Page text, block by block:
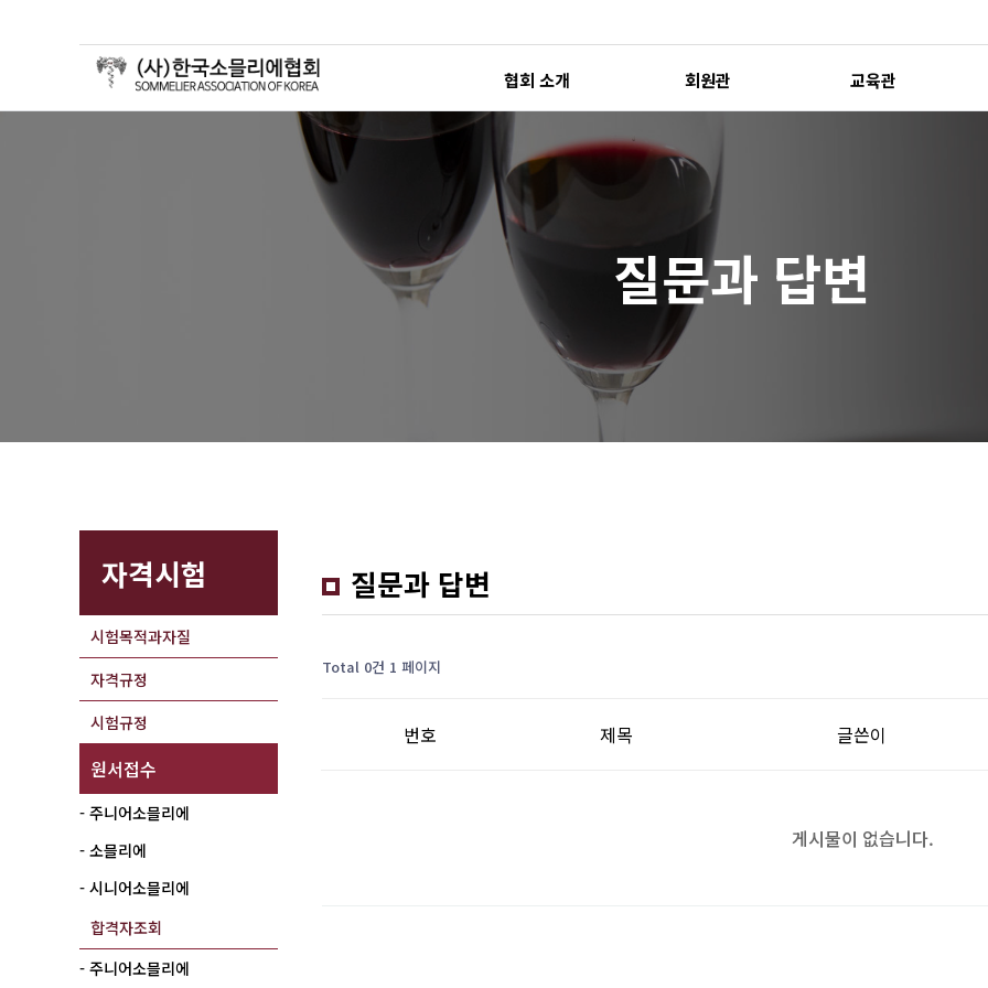
협회 소개 회원관 교육관
질문과 답변
자격시험
시험목적과자질
자격규정
시험규정
원서접수
- 주니어소믈리에
- 소믈리에
- 시니어소믈리에
합격자조회
- 주니어소믈리에
질문과 답변
Total 0건 1 페이지
번호 제목 글쓴이
게시물이 없습니다.